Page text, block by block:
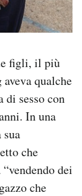
figli, il più
qualche
di sesso con
In una
che
dei
che